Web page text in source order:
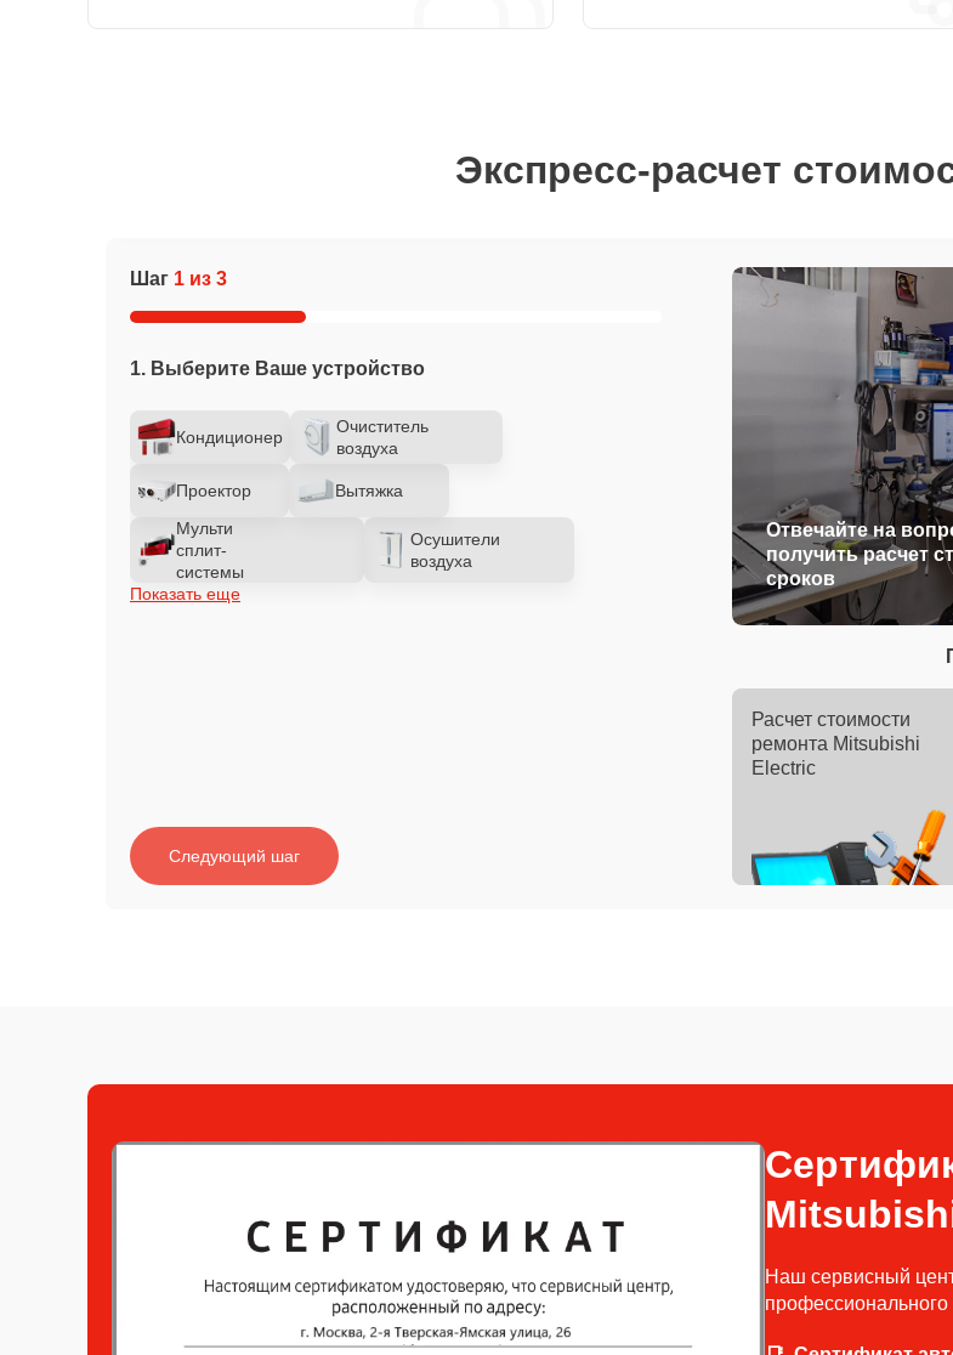
Экспресс-расчет
Шаг 1 из 3
1. Выберите Ваше устройство
Кондиционер
Очиститель
воздуха
Проектор
Вытяжка
Мульти
сплит-
системы
Осушители
воздуха
Показать еще
Отвечайте на
получить расчет
сроков
Следующий шаг
Расчет стоимости
ремонта Mitsubishi
Electric
Наш сервисный